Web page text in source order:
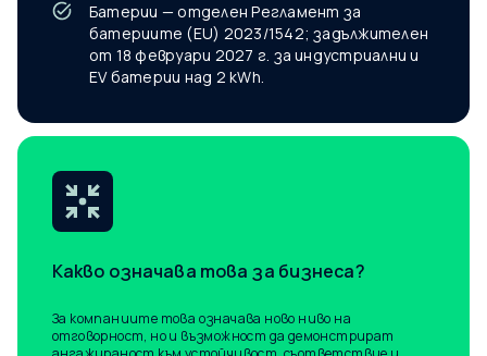
Батерии — отделен Регламент за
батериите (EU) 2023/1542; задължителен
от 18 февруари 2027 г. за индустриални и
EV батерии над 2 kWh.
Какво означава това за бизнеса?
За компаниите това означава ново ниво на
отговорност, но и възможност да демонстрират